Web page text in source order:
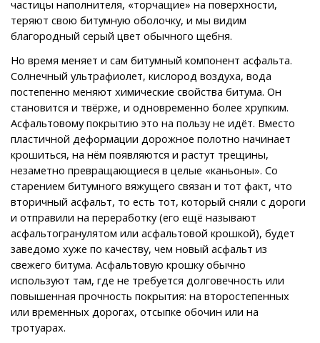
частицы наполнителя, «торчащие» на поверхности,
теряют свою битумную оболочку, и мы видим
благородный серый цвет обычного щебня.
Но время меняет и сам битумный компонент асфальта.
Солнечный ультрафиолет, кислород воздуха, вода
постепенно меняют химические свойства битума. Он
становится и твёрже, и одновременно более хрупким.
Асфальтовому покрытию это на пользу не идёт. Вместо
пластичной деформации дорожное полотно начинает
крошиться, на нём появляются и растут трещины,
незаметно превращающиеся в целые «каньоны». Со
старением битумного вяжущего связан и тот факт, что
вторичный асфальт, то есть тот, который сняли с дороги
и отправили на переработку (его ещё называют
асфальтогранулятом или асфальтовой крошкой), будет
заведомо хуже по качеству, чем новый асфальт из
свежего битума. Асфальтовую крошку обычно
используют там, где не требуется долговечность или
повышенная прочность покрытия: на второстепенных
или временных дорогах, отсыпке обочин или на
тротуарах.